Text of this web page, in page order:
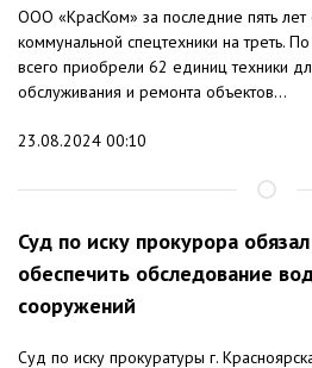
ООО «КрасКом» за последние пять лет
коммунальной спецтехники на треть.
всего приобрели 62 единиц техники
обслуживания и ремонта объектов...
23.08.2024 00:10
Суд по иску прокурора
обеспечить обследование
сооружений
Суд по иску прокуратуры г.